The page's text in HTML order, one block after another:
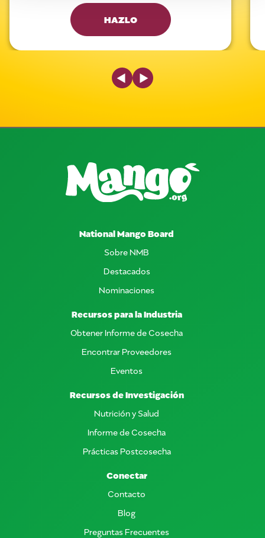
HAZLO
Previous Slide
Next Slide
National Mango Board
Sobre NMB
Destacados
Nominaciones
Recursos para la Industria
Obtener Informe de Cosecha
Encontrar Proveedores
Eventos
Recursos de Investigación
Nutrición y Salud
Informe de Cosecha
Prácticas Postcosecha
Conectar
Contacto
Blog
Preguntas Frecuentes